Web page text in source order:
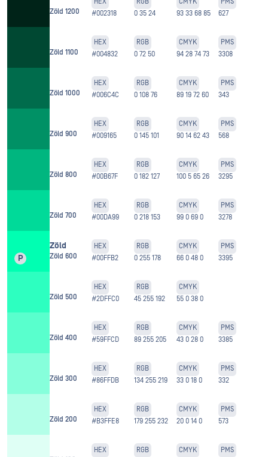
Zöld 1200
#002318
0 35 24
93 33 68 85
627
Zöld 1100
HEX
#004832
RGB
0 72 50
CMYK
94 28 74 73
PMS
3308
Zöld 1000
HEX
#006C4C
RGB
0 108 76
CMYK
89 19 72 60
PMS
343
Zöld 900
HEX
#009165
RGB
0 145 101
CMYK
90 14 62 43
PMS
568
Zöld 800
HEX
#00B67F
RGB
0 182 127
CMYK
100 5 65 26
PMS
3295
Zöld 700
HEX
#00DA99
RGB
0 218 153
CMYK
99 0 69 0
PMS
3278
P
Zöld
Zöld 600
HEX
#00FFB2
RGB
0 255 178
CMYK
66 0 48 0
PMS
3395
Zöld 500
HEX
#2DFFC0
RGB
45 255 192
CMYK
55 0 38 0
Zöld 400
HEX
#59FFCD
RGB
89 255 205
CMYK
43 0 28 0
PMS
3385
Zöld 300
HEX
#86FFDB
RGB
134 255 219
CMYK
33 0 18 0
PMS
332
Zöld 200
HEX
#B3FFE8
RGB
179 255 232
CMYK
20 0 14 0
PMS
573
HEX
RGB
CMYK
PMS